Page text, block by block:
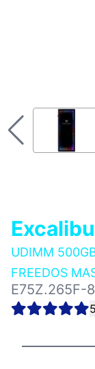
UDIMM
FREEDOS
E75Z.265F-